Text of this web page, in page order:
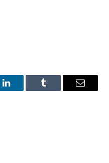
O
Tumblr
E-